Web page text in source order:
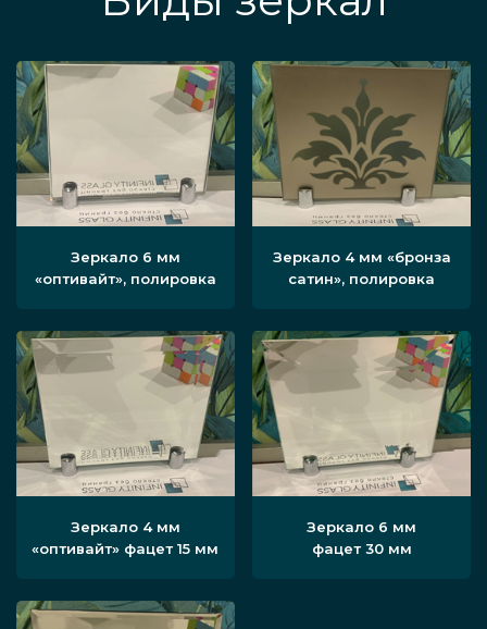
Зеркало 6 мм
«оптивайт», полировка
Зеркало 4 мм «бронза
сатин», полировка
Зеркало 4 мм
«оптивайт» фацет 15 мм
Зеркало 6 мм
фацет 30 мм